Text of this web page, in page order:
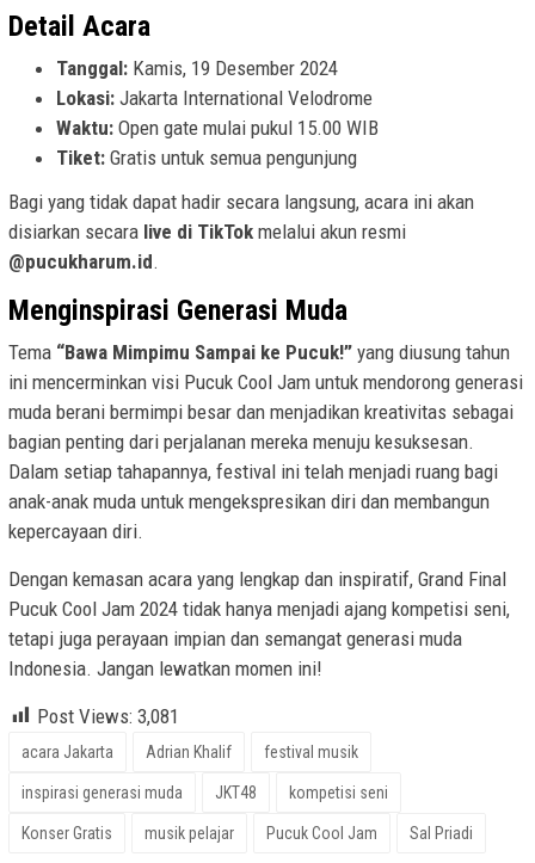
Detail Acara
Tanggal: Kamis, 19 Desember 2024
Lokasi: Jakarta International Velodrome
Waktu: Open gate mulai pukul 15.00 WIB
Tiket: Gratis untuk semua pengunjung
Bagi yang tidak dapat hadir secara langsung, acara ini akan
disiarkan secara live di TikTok melalui akun resmi
@pucukharum.id.
Menginspirasi Generasi Muda
Tema “Bawa Mimpimu Sampai ke Pucuk!” yang diusung tahun
ini mencerminkan visi Pucuk Cool Jam untuk mendorong generasi
muda berani bermimpi besar dan menjadikan kreativitas sebagai
bagian penting dari perjalanan mereka menuju kesuksesan.
Dalam setiap tahapannya, festival ini telah menjadi ruang bagi
anak-anak muda untuk mengekspresikan diri dan membangun
kepercayaan diri.
Dengan kemasan acara yang lengkap dan inspiratif, Grand Final
Pucuk Cool Jam 2024 tidak hanya menjadi ajang kompetisi seni,
tetapi juga perayaan impian dan semangat generasi muda
Indonesia. Jangan lewatkan momen ini!
Post Views: 3,081
acara Jakarta Adrian Khalif festival musik
inspirasi generasi muda JKT48 kompetisi seni
Konser Gratis musik pelajar Pucuk Cool Jam Sal Priadi